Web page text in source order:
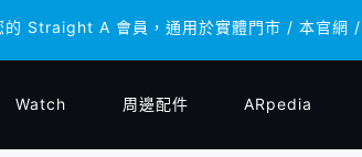
Straight A 會員，通用於實體門市 / 本官網 /
Straight A 會員，通用於實體門市 / 本官網 /
Watch 周邊配件 ARpedia